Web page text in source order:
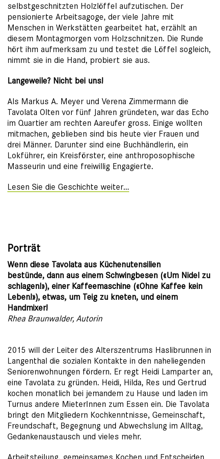
selbstgeschnitzten Holzlöffel aufzutischen. Der
pensionierte Arbeitsagoge, der viele Jahre mit
Menschen in Werkstätten gearbeitet hat, erzählt an
diesem Montagmorgen vom Holzschnitzen. Die Runde
hört ihm aufmerksam zu und testet die Löffel sogleich,
nimmt sie in die Hand, probiert sie aus.
Langeweile? Nicht bei uns!
Als Markus A. Meyer und Verena Zimmermann die
Tavolata Olten vor fünf Jahren gründeten, war das Echo
im Quartier am rechten Aareufer gross. Einige wollten
mitmachen, geblieben sind bis heute vier Frauen und
drei Männer. Darunter sind eine Buchhändlerin, ein
Lokführer, ein Kreisförster, eine anthroposophische
Masseurin und eine freiwillig Engagierte.
Lesen Sie die Geschichte weiter…
Porträt
Wenn diese Tavolata aus Küchenutensilien
bestünde, dann aus einem Schwingbesen («Um Nidel zu
schlagen!»), einer Kaffeemaschine («Ohne Kaffee kein
Leben!»), etwas, um Teig zu kneten, und einem
Handmixer!
Rhea Braunwalder, Autorin
2015 will der Leiter des Alterszentrums Haslibrunnen in
Langenthal die sozialen Kontakte in den naheliegenden
Seniorenwohnungen fördern. Er regt Heidi Lamparter an,
eine Tavolata zu gründen. Heidi, Hilda, Res und Gertrud
kochen monatlich bei jemandem zu Hause und laden im
Turnus andere MieterInnen zum Essen ein. Die Tavolata
bringt den Mitgliedern Kochkenntnisse, Gemeinschaft,
Freundschaft, Begegnung und Abwechslung im Alltag,
Gedankenaustausch und vieles mehr.